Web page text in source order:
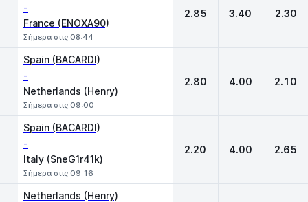
-
France (ENOXA90)
Σήμερα στις 08:44
2.85 3.40 2.30
Spain (BACARDI)
-
Netherlands (Henry)
Σήμερα στις 09:00
2.80 4.00 2.10
Spain (BACARDI)
-
Italy (SneG1r41k)
Σήμερα στις 09:16
2.20 4.00 2.65
Netherlands (Henry)